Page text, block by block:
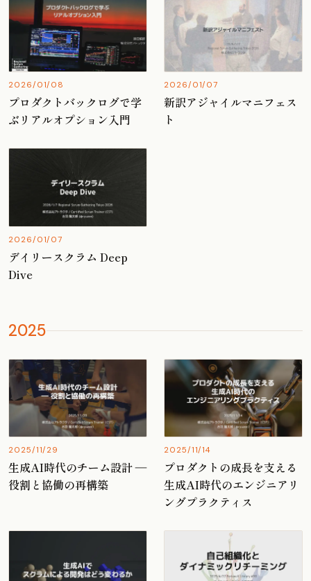
2026/01/08
プロダクトバックログで学
ぶリアルオプション入門
2026/01/07
新訳アジャイルマニフェス
ト
2026/01/07
デイリースクラム Deep
Dive
2025
2025/11/29
生成AI時代のチーム設計 ―
役割と協働の再構築
2025/11/14
プロダクトの成長を支える
生成AI時代のエンジニアリ
ングプラクティス